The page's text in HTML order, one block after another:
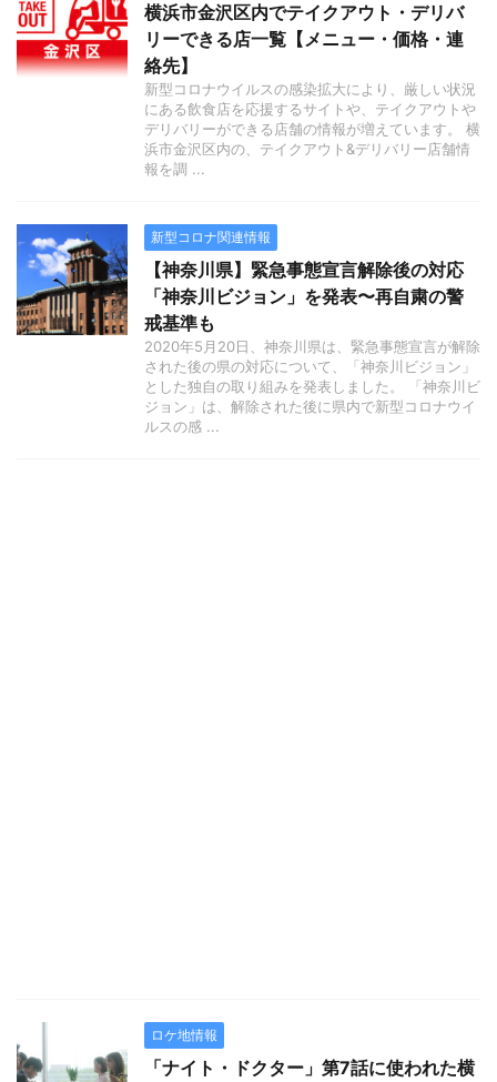
横浜市金沢区内でテイクアウト・デリバ
リーできる店一覧【メニュー・価格・連
絡先】
新型コロナウイルスの感染拡大により、厳しい状況
にある飲食店を応援するサイトや、テイクアウトや
デリバリーができる店舗の情報が増えています。 横
浜市金沢区内の、テイクアウト&デリバリー店舗情
報を調 ...
新型コロナ関連情報
【神奈川県】緊急事態宣言解除後の対応
「神奈川ビジョン」を発表〜再自粛の警
戒基準も
2020年5月20日、神奈川県は、緊急事態宣言が解除
された後の県の対応について、「神奈川ビジョン」
とした独自の取り組みを発表しました。 「神奈川ビ
ジョン」は、解除された後に県内で新型コロナウイ
ルスの感 ...
ロケ地情報
「ナイト・ドクター」第7話に使われた横